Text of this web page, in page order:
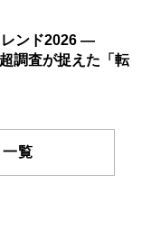
ンド2026 ―
調査が捉えた「転
覧